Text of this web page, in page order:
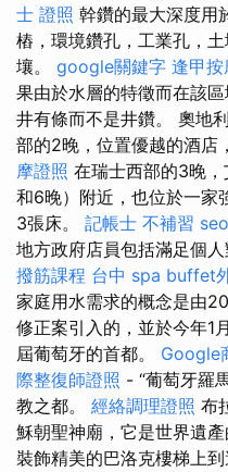
士 證照 幹鑽的最大深度用
樁，環境鑽孔，工業孔，
壤。 google關鍵字 逢甲按
果由於水層的特徵而在該
井有條而不是井鑽。 奧地
部的2晚，位置優越的酒店
摩證照 在瑞士西部的3晚
和6晚）附近，也位於一
3張床。 記帳士 不補習
地方政府店員包括滿足個人
撥筋課程 台中 spa buffet
家庭用水需求的概念是由
修正案引入的，並於今年1
屆葡萄牙的首都。 Google
際整復師證照 - “葡萄牙羅
教之都。 經絡調理證照 布
穌朝聖神廟，它是世界遺產
裝飾精美的巴洛克樓梯上